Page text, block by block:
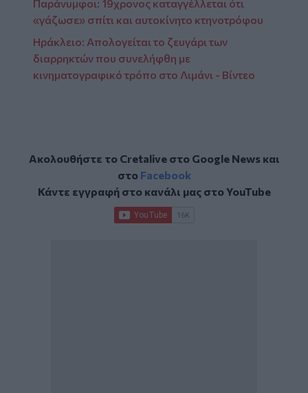
Παράνυμφοι: 19χρονος καταγγέλλεται ότι
«γάζωσε» σπίτι και αυτοκίνητο κτηνοτρόφου
Ηράκλειο: Απολογείται το ζευγάρι των
διαρρηκτών που συνελήφθη με
κινηματογραφικό τρόπο στο Λιμάνι - Βίντεο
Ακολουθήστε το Cretalive στο Google Newsκαι
στο Facebook
Κάντε εγγραφή στο κανάλι μας στοYouTube